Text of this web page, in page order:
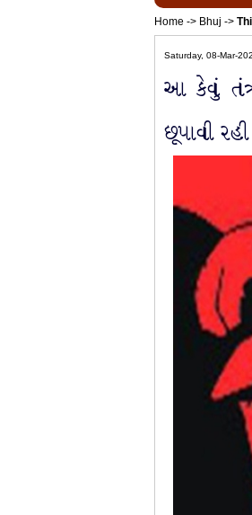
Home -> Bhuj ->
Saturday, 08-Mar-
આ કેવું
છૂપાવી